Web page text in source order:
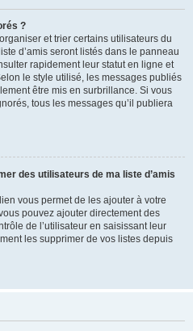
?
et trier certains utilisateurs du
d’amis seront listés dans le panneau
rapidement leur statut en ligne et
le style utilisé, les messages publiés
être mis en surbrillance. Si vous
tous les messages qu’il publiera
des utilisateurs de ma liste d’amis
vous permet de les ajouter à votre
pouvez ajouter directement des
de l’utilisateur en saisissant leur
les supprimer de vos listes depuis